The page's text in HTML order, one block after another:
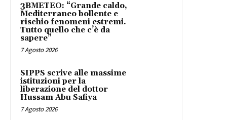
3BMETEO: “Grande caldo,
Mediterraneo bollente e
rischio fenomeni estremi.
Tutto quello che c’è da
sapere”
7 Agosto 2026
SIPPS scrive alle massime
istituzioni per la
liberazione del dottor
Hussam Abu Safiya
7 Agosto 2026